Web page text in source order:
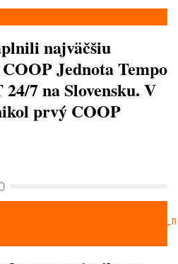
najväčšiu
Jednota Tempo
7 na Slovensku. V
prvý COOP